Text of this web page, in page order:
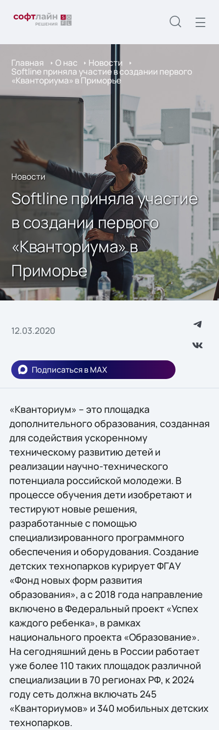
Главная О нас Новости
Softline приняла участие в создании первого
«Кванториума» в Приморье
Новости
Softline приняла участие
в создании первого
«Кванториума» в
Приморье
12.03.2020
Подписаться в MAX
«Кванториум» – это площадка
дополнительного образования, созданная
для содействия ускоренному
техническому развитию детей и
реализации научно-технического
потенциала российской молодежи. В
процессе обучения дети изобретают и
тестируют новые решения,
разработанные с помощью
специализированного программного
обеспечения и оборудования. Создание
детских технопарков курирует ФГАУ
«Фонд новых форм развития
образования», а с 2018 года направление
включено в Федеральный проект «Успех
каждого ребенка», в рамках
национального проекта «Образование».
На сегодняшний день в России работает
уже более 110 таких площадок различной
специализации в 70 регионах РФ, к 2024
году сеть должна включать 245
«Кванториумов» и 340 мобильных детских
технопарков.